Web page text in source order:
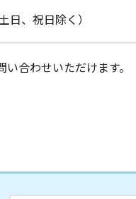
日、祝日除く）
合わせいただけます。